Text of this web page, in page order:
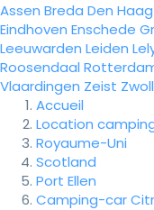
Assen Breda Den Haag
Eindhoven Enschede
Leeuwarden Leiden
Roosendaal
Vlaardingen Zeist
Accueil
Location
Royaume-Uni
Scotland
Port Ellen
Camping-car